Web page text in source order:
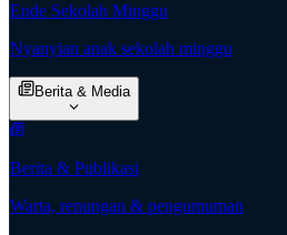
Ende Sekolah Minggu
Nyanyian anak sekolah minggu
Berita & Media
Berita & Publikasi
Warta, renungan & pengumuman